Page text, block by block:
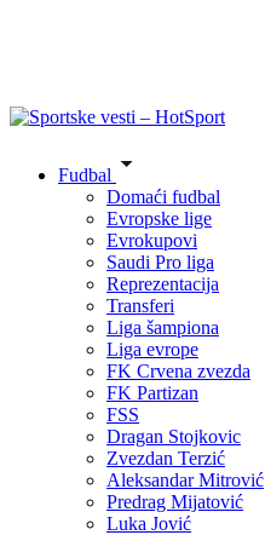
Fudbal
Domaći fudbal
Evropske lige
Evrokupovi
Saudi Pro liga
Reprezentacija
Transferi
Liga šampiona
Liga evrope
FK Crvena zvezda
FK Partizan
FSS
Dragan Stojkovic
Zvezdan Terzić
Aleksandar Mitrović
Predrag Mijatović
Luka Jović